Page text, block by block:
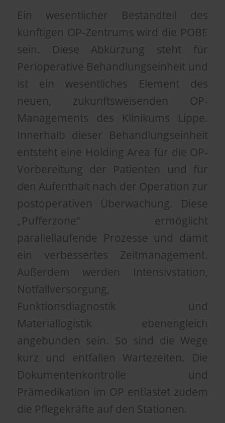
Ein wesentlicher Bestandteil des
künftigen OP-Zentrums wird die POBE
sein. Diese Abkürzung steht für
Perioperative Behandlungseinheit und
ist ein wesentliches Element des
neuen, zukunftsweisenden OP-
Managements des Klinikums Lippe.
Innerhalb dieser Behandlungseinheit
entsteht eine Holding Area für die OP-
Vorbereitung der Patienten und für
den Aufenthalt nach der Operation zur
postoperativen Überwachung. Diese
„Pufferzone“ ermöglicht
parallellaufende Prozesse und damit
ein verbessertes Zeitmanagement.
Außerdem werden Intensivstation,
Notfallversorgung,
Funktionsdiagnostik und
Materiallogistik ebenengleich
angebunden sein. So sind die Wege
kurz und entfallen Wartezeiten. Die
Dokumentenkontrolle und
Prämedikation im OP entlastet zudem
die Pflegekräfte auf den Stationen.